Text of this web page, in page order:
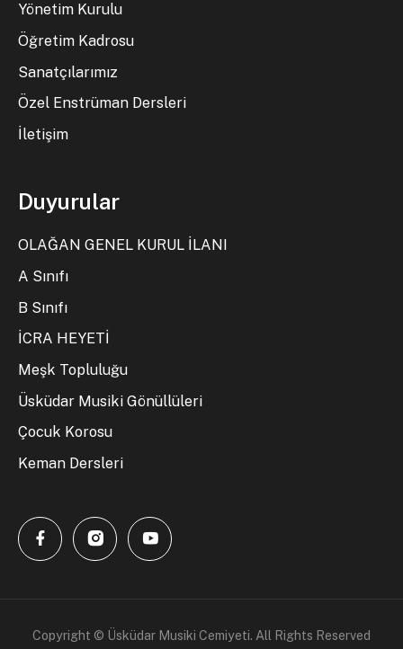
Yönetim Kurulu
Öğretim Kadrosu
Sanatçılarımız
Özel Enstrüman Dersleri
İletişim
Duyurular
OLAĞAN GENEL KURUL İLANI
A Sınıfı
B Sınıfı
İCRA HEYETİ
Meşk Topluluğu
Üsküdar Musiki Gönüllüleri
Çocuk Korosu
Keman Dersleri
Copyright © Üsküdar Musiki Cemiyeti. All Rights Reserved